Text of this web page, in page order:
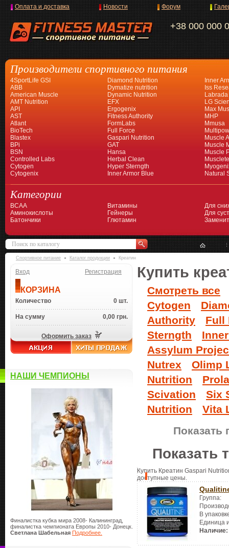
+38 000 000
Оплата и доставка Новости Форум
Производители спортивного питания
4SportLife GSI
ABB
American Muscle
AMT Nutrition
API
AST
Atlant
BioTech
Blastex
BPi
BSN
Controlled Labs
Cytogen
Cytogenix
Diamond Nutrition
Dymatize nutrition
Dynamic Nutrition
EFX
Ergogenix
Fitness Authority
FormLabs
Full Force
Gaspari Nutrition
GAT
Hansa
Herbal Clean
Hyper Sterngth
Inner Armor Blue
Inner
Iss
Labrada
LG
Max
MHP
Mmusa
Muscle
Muscle
Muscle
Natural
Категории
BCAA
Аминокислоты
Батончики
Витамины
Гейнеры
Глютамин
Для
Для
Спортивное питание Каталог продукции Креатин
Вход Регистрация
КОРЗИНА
Количество 0 шт.
На сумму 0,00 грн.
Оформить заказ
НАШИ ЧЕМПИОНЫ
Финалистка кубка мира 2008- Калининград,
финалистка чемпионата Европы 2010- Донецк.
Светлана Шабельная Подробнее.
Купить
Смотреть все
Cytogen
Authority
Full
Sterngth
Assylum
Nutrex
Olimp
Nutrition
Scivation
Six
Nutrition
Vita
Показать
Показать
Купить Креатин Gaspari
доступные цены.
Группа:
В
Единица
Наличие: